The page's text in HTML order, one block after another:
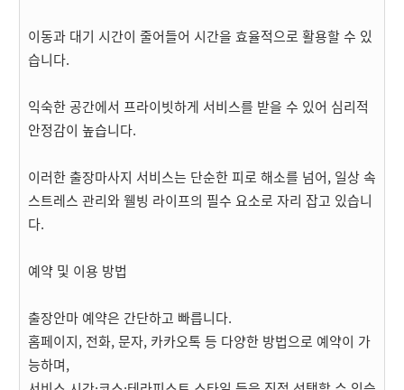
이동과 대기 시간이 줄어들어 시간을 효율적으로 활용할 수 있
습니다.
익숙한 공간에서 프라이빗하게 서비스를 받을 수 있어 심리적
안정감이 높습니다.
이러한 출장마사지 서비스는 단순한 피로 해소를 넘어, 일상 속
스트레스 관리와 웰빙 라이프의 필수 요소로 자리 잡고 있습니
다.
예약 및 이용 방법
출장안마 예약은 간단하고 빠릅니다.
홈페이지, 전화, 문자, 카카오톡 등 다양한 방법으로 예약이 가
능하며,